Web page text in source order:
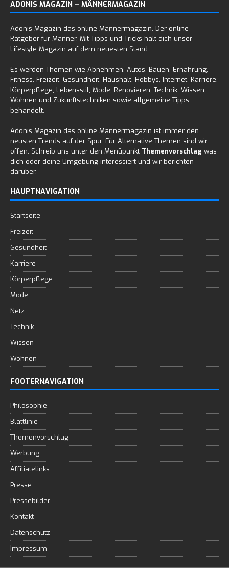
ADONIS MAGAZIN – MÄNNERMAGAZIN
Adonis Magazin das online Männermagazin. Der online
Ratgeber für Männer. Mit Tipps und Tricks hält dich unser
Lifestyle Magazin auf dem neuesten Stand.
Es werden Themen wie Abnehmen, Autos, Bauen, Ernährung,
Fitness, Freizeit, Gesundheit, Haushalt, Hobbys, Internet, Karriere,
Körperpflege, Lebensstil, Mode, Renovieren, Technik, Wissen,
Wohnen und Zukunftstechniken sowie allgemeine Tipps
behandelt.
Adonis Magazin das online Männermagazin ist immer den
neusten Trends auf der Spur. Für Alternative Themen sind wir
offen. Schreib uns unter den Menüpunkt Themenvorschlag was
dich oder deine Umgebung interessiert und wir berichten
darüber.
HAUPTNAVIGATION
Startseite
Freizeit
Gesundheit
Karriere
Körperpflege
Mode
Netz
Technik
Wissen
Wohnen
FOOTERNAVIGATION
Philosophie
Blattlinie
Themenvorschlag
Werbung
Affiliatelinks
Presse
Pressebilder
Kontakt
Datenschutz
Impressum